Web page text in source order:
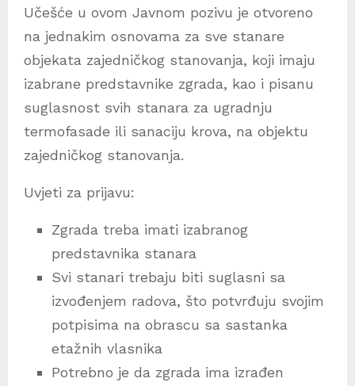
Učešće u ovom Javnom pozivu je otvoreno
na jednakim osnovama za sve stanare
objekata zajedničkog stanovanja, koji imaju
izabrane predstavnike zgrada, kao i pisanu
suglasnost svih stanara za ugradnju
termofasade ili sanaciju krova, na objektu
zajedničkog stanovanja.
Uvjeti za prijavu:
Zgrada treba imati izabranog
predstavnika stanara
Svi stanari trebaju biti suglasni sa
izvođenjem radova, što potvrđuju svojim
potpisima na obrascu sa sastanka
etažnih vlasnika
Potrebno je da zgrada ima izrađen